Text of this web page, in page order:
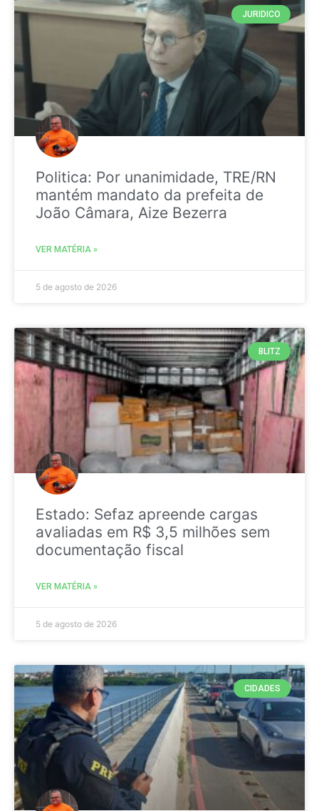
JURIDICO
Politica: Por unanimidade, TRE/RN
mantém mandato da prefeita de
João Câmara, Aize Bezerra
VER MATÉRIA »
5 de agosto de 2026
BLITZ
Estado: Sefaz apreende cargas
avaliadas em R$ 3,5 milhões sem
documentação fiscal
VER MATÉRIA »
5 de agosto de 2026
CIDADES